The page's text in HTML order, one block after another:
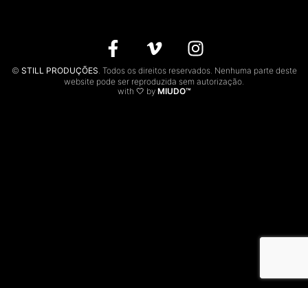
EN
© STILL PRODUÇÕES. Todos os direitos reservados. Nenhuma parte deste
website pode ser reproduzida sem autorização.
with 🤍 by MIUDO™